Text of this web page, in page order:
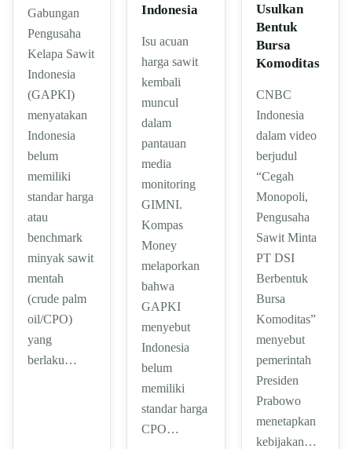
Gabungan
Pengusaha
Kelapa Sawit
Indonesia
(GAPKI)
menyatakan
Indonesia
belum
memiliki
standar harga
atau
benchmark
minyak sawit
mentah
(crude palm
oil/CPO)
yang
berlaku…
Indonesia
Isu acuan
harga sawit
kembali
muncul
dalam
pantauan
media
monitoring
GIMNI.
Kompas
Money
melaporkan
bahwa
GAPKI
menyebut
Indonesia
belum
memiliki
standar harga
CPO…
Usulkan
Bentuk
Bursa
Komoditas
CNBC
Indonesia
dalam video
berjudul
“Cegah
Monopoli,
Pengusaha
Sawit Minta
PT DSI
Berbentuk
Bursa
Komoditas”
menyebut
pemerintah
Presiden
Prabowo
menetapkan
kebijakan…